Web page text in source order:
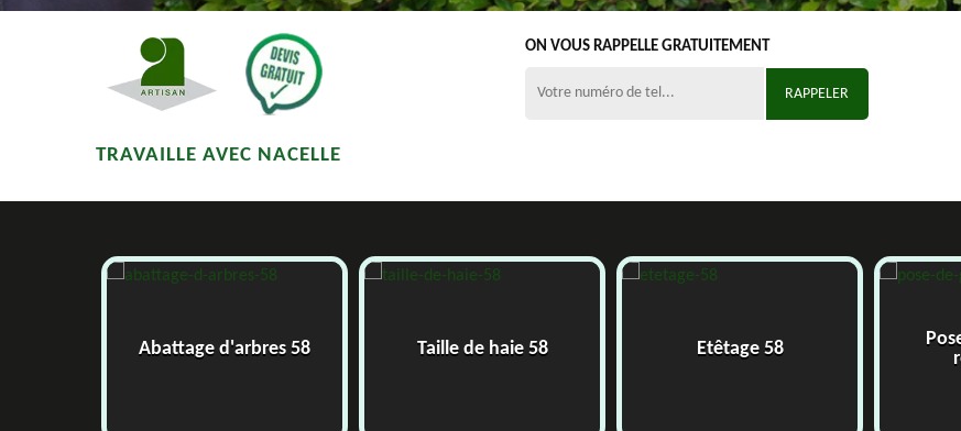
TRAVAILLE AVEC NACELLE
ON VOUS RAPPELLE GRATUITEMENT
Abattage d'arbres 58 Taille de haie 58
Pose de gazon en